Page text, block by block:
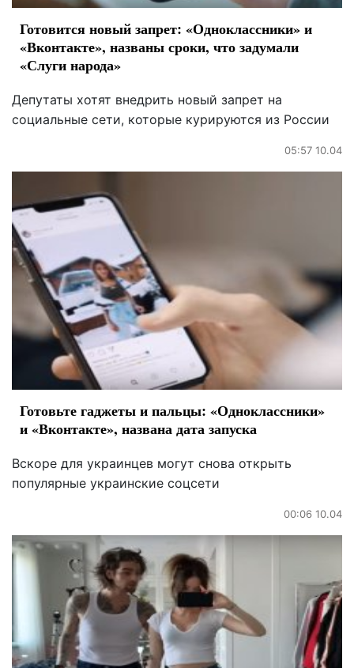
Готовится новый запрет: «Одноклассники» и
«Вконтакте», названы сроки, что задумали
«Слуги народа»
Депутаты хотят внедрить новый запрет на
социальные сети, которые курируются из России
05:57 10.04
Готовьте гаджеты и пальцы: «Одноклассники»
и «Вконтакте», названа дата запуска
Вскоре для украинцев могут снова открыть
популярные украинские соцсети
00:06 10.04